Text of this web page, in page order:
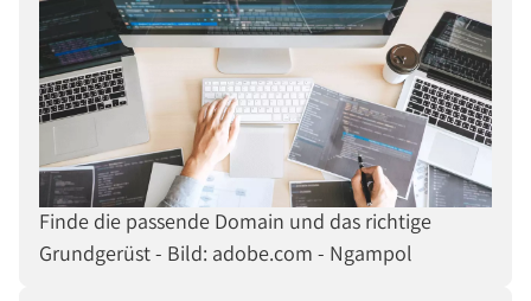
Finde die passende Domain und das richtige
Grundgerüst - Bild: adobe.com - Ngampol